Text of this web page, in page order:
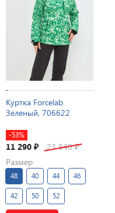
Куртка Forcelab
Зеленый, 706622
-53%
11 290 ₽ 23 840₽
Размер
48 40 44 46
42 50 52